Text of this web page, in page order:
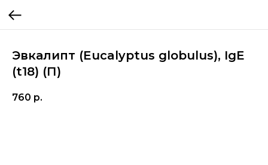
Эвкалипт (Eucalyptus globulus), IgE
(t18) (П)
760 р.